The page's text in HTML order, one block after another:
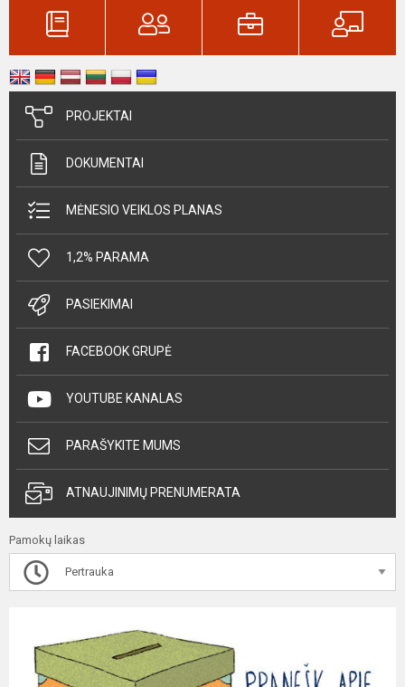
PROJEKTAI
DOKUMENTAI
MĖNESIO VEIKLOS PLANAS
1,2% PARAMA
PASIEKIMAI
FACEBOOK GRUPĖ
YOUTUBE KANALAS
PARAŠYKITE MUMS
ATNAUJINIMŲ PRENUMERATA
Pamokų laikas
Pertrauka